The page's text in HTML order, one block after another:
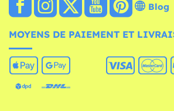
Blog
MOYENS DE PAIEMENT ET